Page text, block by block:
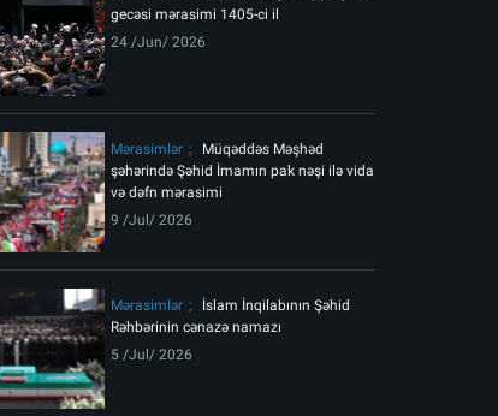
gecəsi mərasimi 1405-ci il
24 /Jun/ 2026
Mərasimlər
Müqəddəs Məşhəd
şəhərində Şəhid İmamın pak nəşi ilə vida
və dəfn mərasimi
9 /Jul/ 2026
Mərasimlər
İslam İnqilabının Şəhid
Rəhbərinin cənazə namazı
5 /Jul/ 2026